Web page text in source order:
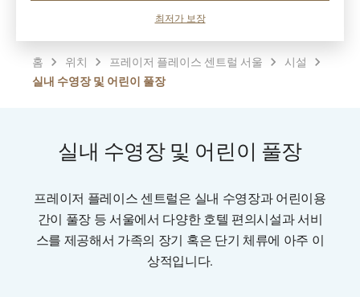
최저가 보장
홈 위치 프레이저 플레이스 센트럴 서울
시설
실내 수영장 및 어린이 풀장
실내 수영장 및 어린이 풀장
프레이저 플레이스 센트럴은 실내 수영장과 어린이용
간이 풀장 등 서울에서 다양한 호텔 편의시설과 서비
스를 제공해서 가족의 장기 혹은 단기 체류에 아주 이
상적입니다.